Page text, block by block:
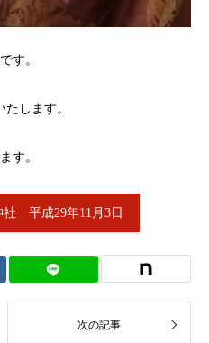
す。
します。
す。
平成29年11月3日